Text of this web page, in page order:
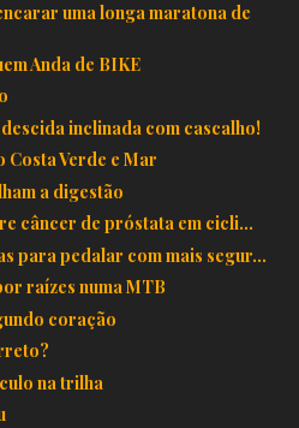
uma longa maratona de
Anda de BIKE
inclinada com cascalho!
Verde e Mar
a digestão
câncer de próstata em cicli...
para pedalar com mais segur...
raízes numa MTB
coração
na trilha